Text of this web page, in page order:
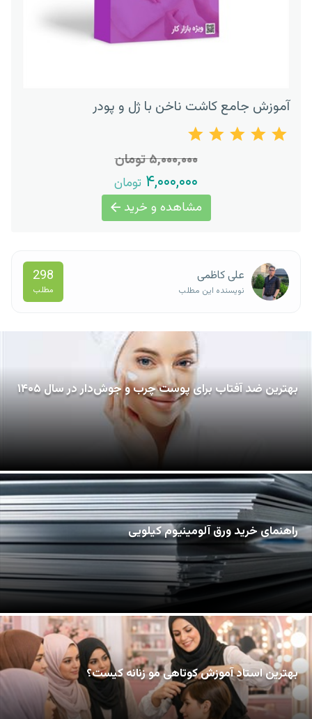
آموزش جامع کاشت ناخن با ژل و پودر
۵,۰۰۰,۰۰۰ تومان
۴,۰۰۰,۰۰۰ تومان
مشاهده و خرید
علی کاظمی
نویسنده این مطلب
298
مطلب
بهترین ضد آفتاب برای پوست چرب و جوش‌دار در سال ۱۴۰۵
راهنمای خرید ورق آلومینیوم کیلویی
بهترین استاد آموزش کوتاهی مو زنانه کیست؟